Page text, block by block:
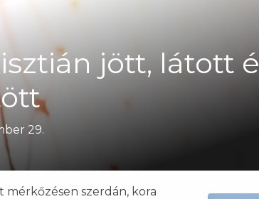
jött, látott
29.
szerdán, kora